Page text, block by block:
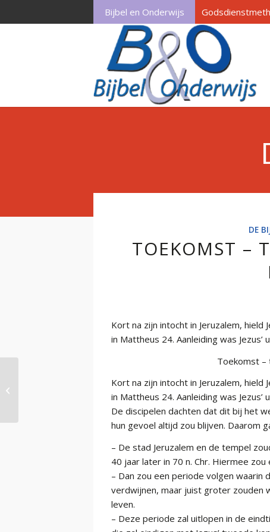
Bijbel en Onderwijs
DE
TOEKOMST –
Kort na zijn intocht in Jeruzalem,
in Mattheus 24. Aanleiding was
Toekomst –
Kort na zijn intocht in Jeruzalem,
in Mattheus 24. Aanleiding was
De discipelen dachten dat dit bij het
hun gevoel altijd zou blijven. Daarom
– De stad Jeruzalem en de tempel
40 jaar later in 70 n. Chr. Hiermee
– Dan zou een periode volgen
verdwijnen, maar juist groter zouden
leven.
– Deze periode zal uitlopen in de